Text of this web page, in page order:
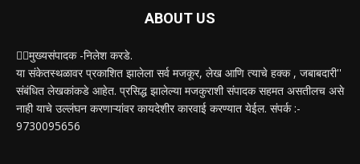
ABOUT US
✍🏻मुख्यसंपादक -निलेश करडे.
या संकेतस्थळावर प्रकाशित झालेला सर्व मजकूर, लेख आणि त्याचे हक्क , जबाबदारी''
संबंधित लेखकांकडे आहेत. प्रसिद्ध झालेल्या मजकुराशी संपादक सहमत असतीलच असे
नाही याचे उल्लंघन करणाऱ्यांवर कायदेशीर कारवाई करण्यात येईल. संपर्क :-
9730095656